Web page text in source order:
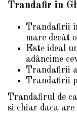
Trandafir in
Trandafirii
mare decât
Este ideal
adâncime
Trandafirii
Trandafirii
Trandafirul de
si chiar daca are